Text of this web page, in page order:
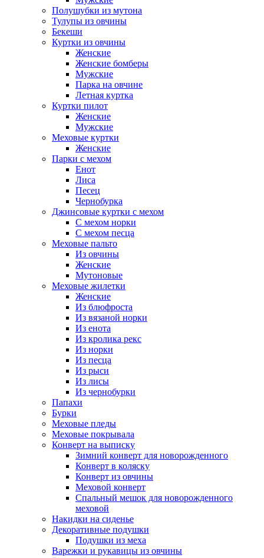
Полушубки из мутона
Тулупы из овчины
Бекеши
Куртки из овчины
Женские
Женские бомберы
Мужские
Парка на овчине
Летная куртка
Куртки пилот
Женские
Мужские
Меховые куртки
Женские
Парки с мехом
Енот
Лиса
Песец
Чернобурка
Джинсовые куртки с мехом
С мехом норки
С мехом песца
Меховые пальто
Из овчины
Женские
Мутоновые
Меховые жилетки
Женские
Из блюфроста
Из вязаной норки
Из енота
Из кролика рекс
Из норки
Из песца
Из рыси
Из лисы
Из чернобурки
Папахи
Бурки
Меховые пледы
Меховые покрывала
Конверт на выписку
Зимний конверт для новорожденного
Конверт в коляску
Конверт из овчины
Меховой конверт
Спальный мешок для новорожденного
меховой
Накидки на сиденье
Декоративные подушки
Подушки из меха
Варежки и рукавицы из овчины